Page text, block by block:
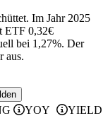
Im Jahr 2025
ETF 0,32€
bei 1,27%. Der
aus.
YOY YIELD